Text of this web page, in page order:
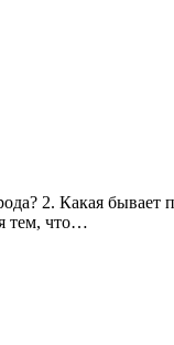
2. Какая
тем, что…